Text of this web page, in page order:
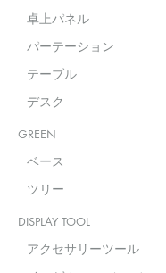
卓上パネル
パーテーション
テーブル
デスク
GREEN
ベース
ツリー
DISPLAY TOOL
アクセサリーツール